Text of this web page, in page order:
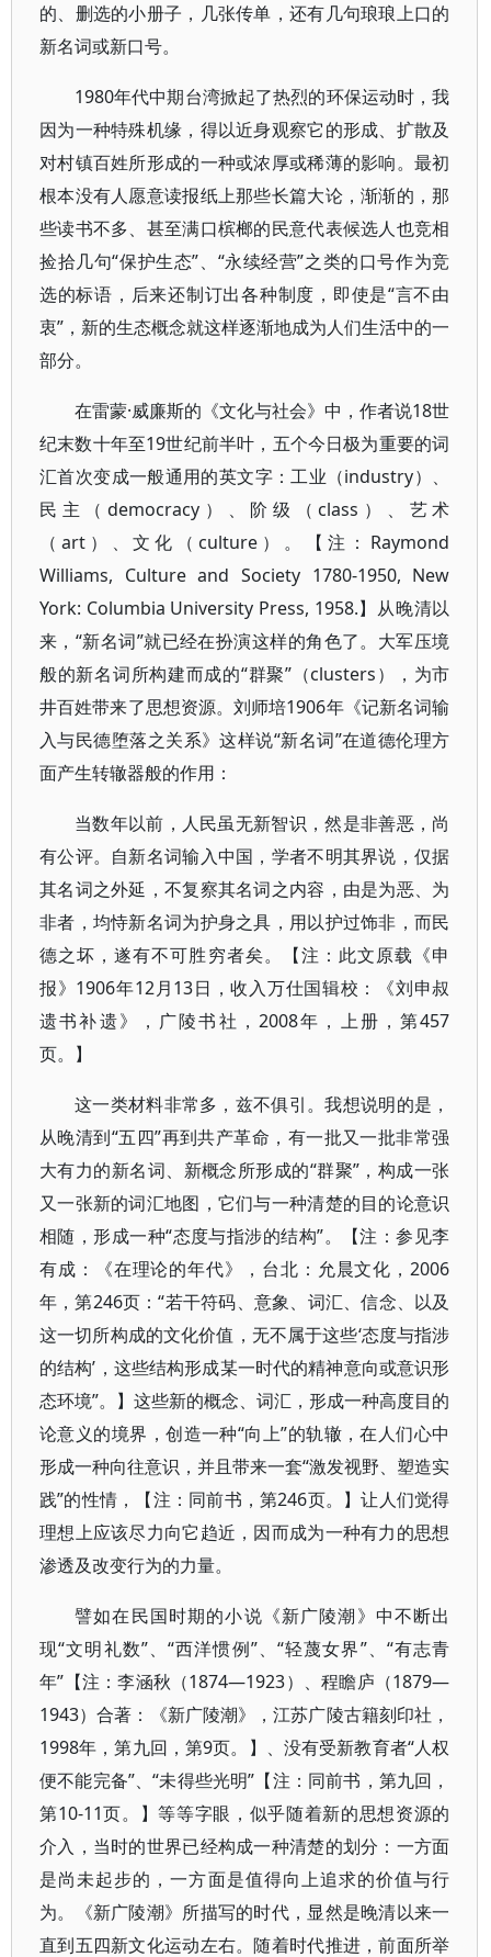
的、删选的小册子，几张传单，还有几句琅琅上口的
新名词或新口号。
1980年代中期台湾掀起了热烈的环保运动时，我
因为一种特殊机缘，得以近身观察它的形成、扩散及
对村镇百姓所形成的一种或浓厚或稀薄的影响。最初
根本没有人愿意读报纸上那些长篇大论，渐渐的，那
些读书不多、甚至满口槟榔的民意代表候选人也竞相
捡拾几句“保护生态”、“永续经营”之类的口号作为竞
选的标语，后来还制订出各种制度，即使是“言不由
衷”，新的生态概念就这样逐渐地成为人们生活中的一
部分。
在雷蒙·威廉斯的《文化与社会》中，作者说18世
纪末数十年至19世纪前半叶，五个今日极为重要的词
汇首次变成一般通用的英文字：工业（industry）、
民主（democracy）、阶级（class）、艺术
（art）、文化（culture）。【注：Raymond
Williams, Culture and Society 1780-1950, New
York: Columbia University Press, 1958.】从晚清以
来，“新名词”就已经在扮演这样的角色了。大军压境
般的新名词所构建而成的“群聚”（clusters），为市
井百姓带来了思想资源。刘师培1906年《记新名词输
入与民德堕落之关系》这样说“新名词”在道德伦理方
面产生转辙器般的作用：
当数年以前，人民虽无新智识，然是非善恶，尚
有公评。自新名词输入中国，学者不明其界说，仅据
其名词之外延，不复察其名词之内容，由是为恶、为
非者，均恃新名词为护身之具，用以护过饰非，而民
德之坏，遂有不可胜穷者矣。【注：此文原载《申
报》1906年12月13日，收入万仕国辑校：《刘申叔
遗书补遗》，广陵书社，2008年，上册，第457
页。】
这一类材料非常多，兹不俱引。我想说明的是，
从晚清到“五四”再到共产革命，有一批又一批非常强
大有力的新名词、新概念所形成的“群聚”，构成一张
又一张新的词汇地图，它们与一种清楚的目的论意识
相随，形成一种“态度与指涉的结构”。【注：参见李
有成：《在理论的年代》，台北：允晨文化，2006
年，第246页：“若干符码、意象、词汇、信念、以及
这一切所构成的文化价值，无不属于这些‘态度与指涉
的结构’，这些结构形成某一时代的精神意向或意识形
态环境”。】这些新的概念、词汇，形成一种高度目的
论意义的境界，创造一种“向上”的轨辙，在人们心中
形成一种向往意识，并且带来一套“激发视野、塑造实
践”的性情，【注：同前书，第246页。】让人们觉得
理想上应该尽力向它趋近，因而成为一种有力的思想
渗透及改变行为的力量。
譬如在民国时期的小说《新广陵潮》中不断出
现“文明礼数”、“西洋惯例”、“轻蔑女界”、“有志青
年”【注：李涵秋（1874—1923）、程瞻庐（1879—
1943）合著：《新广陵潮》，江苏广陵古籍刻印社，
1998年，第九回，第9页。】、没有受新教育者“人权
便不能完备”、“未得些光明”【注：同前书，第九回，
第10-11页。】等等字眼，似乎随着新的思想资源的
介入，当时的世界已经构成一种清楚的划分：一方面
是尚未起步的，一方面是值得向上追求的价值与行
为。《新广陵潮》所描写的时代，显然是晚清以来一
直到五四新文化运动左右。随着时代推进，前面所举